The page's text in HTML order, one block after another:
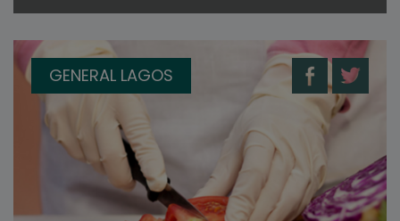
GENERAL LAGOS